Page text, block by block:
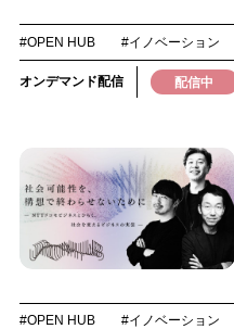
#OPEN HUB #イノベーション
オンデマンド配信 配信中
#OPEN HUB #イノベーション